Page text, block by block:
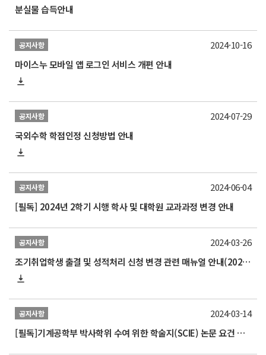
분실물 습득안내
공지사항
마이스누 모바일 앱 로그인 서비스 개편 안내
2024-10-16
공지사항
국외수학 학점인정 신청방법 안내
2024-07-29
공지사항
[필독] 2024년 2학기 시행 학사 및 대학원 교과과정 변경 안내
2024-06-04
공지사항
조기취업학생 출결 및 성적처리 신청 변경 관련 매뉴얼 안내(2024.3.1.개정본)
2024-03-26
공지사항
[필독]기계공학부 박사학위 수여 위한 학술지(SCIE) 논문 요건 개정 알림
2024-03-14